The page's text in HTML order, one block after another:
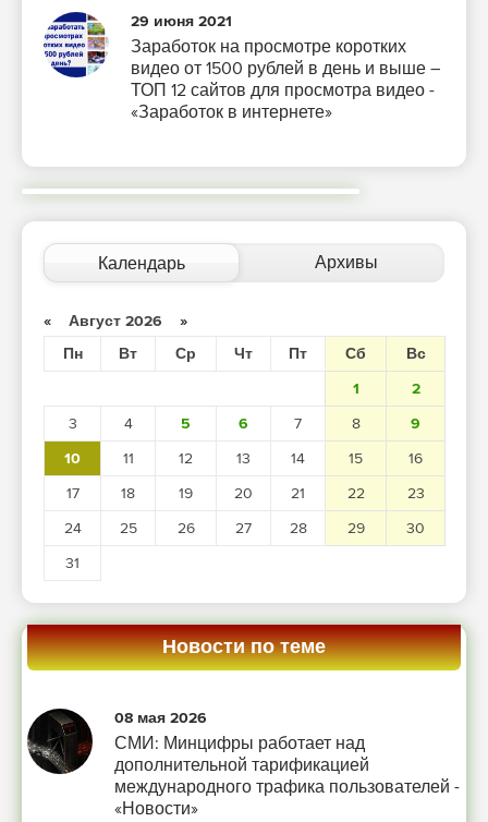
29 июня 2021
Заработок на просмотре коротких
видео от 1500 рублей в день и выше –
ТОП 12 сайтов для просмотра видео -
«Заработок в интернете»
Календарь Архивы
« Август 2026 »
Пн
Вт Ср Чт Пт Сб
Вс
1
2
3
4 5 6 7 8
9
10
11 12 13 14 15
16
17
18 19 20 21 22
23
24
25 26 27 28 29
30
31
Новости по теме
08 мая 2026
СМИ: Минцифры работает над
дополнительной тарификацией
международного трафика пользователей -
«Новости»